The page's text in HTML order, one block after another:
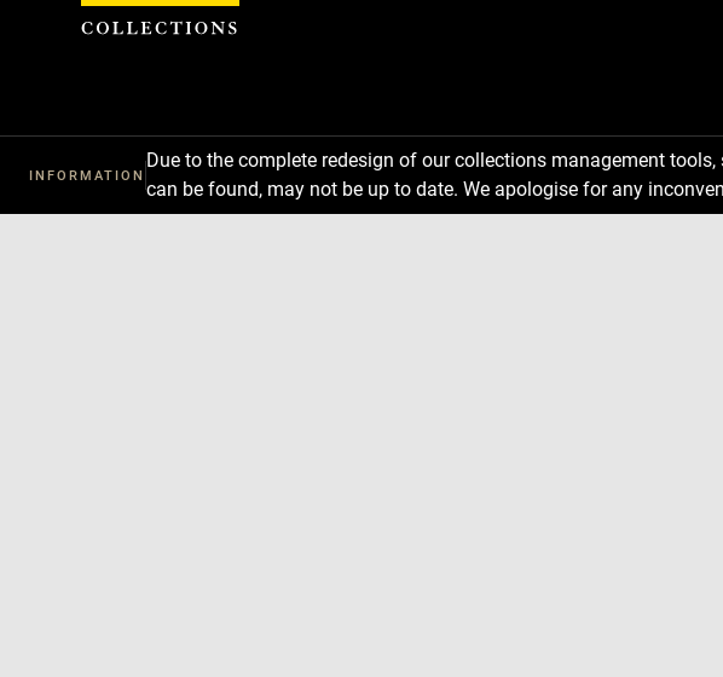
INFORMATION
Due to the complete redesign of our collections management
can be found, may not be up to date. We apologise for any
Download
Next
Previous
Cookies management panel